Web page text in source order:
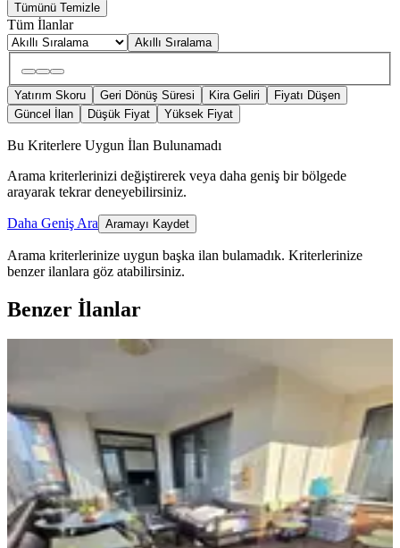
Tümünü Temizle
Tüm İlanlar
Akıllı Sıralama
Yatırım Skoru Geri Dönüş Süresi Kira Geliri
Fiyatı Düşen
Güncel İlan
Düşük Fiyat Yüksek Fiyat
Bu Kriterlere Uygun İlan Bulunamadı
Arama kriterlerinizi değiştirerek veya daha geniş bir bölgede
arayarak tekrar deneyebilirsiniz.
Daha Geniş Ara Aramayı Kaydet
Arama kriterlerinize uygun başka ilan bulamadık. Kriterlerinize
benzer ilanlara göz atabilirsiniz.
Benzer İlanlar
Aktif Den Vadi Manzaralı Geniş Kat
Şahinbey, Ertuğrulgazi Mahallesi
2+1·130 m²·5. Kat 25.07.2026
4.390.000 ₺ 4.500.000 ₺